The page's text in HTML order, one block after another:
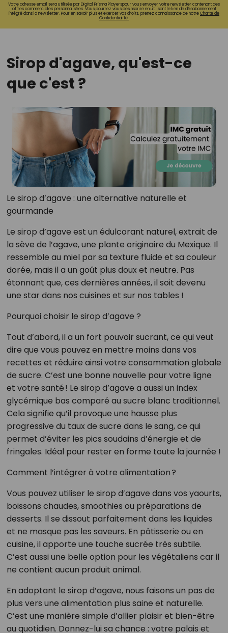
Votre adresse email sera utilisée par Digital Prisma Playerspour vous envoyer votre newsletter contenant des
offres commerciales personnalisées. Vous pourrez vous désinscrire en utilisant le lien de désabonnement
intégré dans la newsletter. Pour en savoir plus et exercer vos droits, prenez connaissance de notreCharte de
Confidentialité.
Sirop d'agave, qu'est-ce
que c'est ?
Le sirop d’agave : une alternative naturelle et
gourmande
Le sirop d’agave est un édulcorant naturel, extrait de
la sève de l’agave, une plante originaire du Mexique. Il
ressemble au miel par sa texture fluide et sa couleur
dorée, mais il a un goût plus doux et neutre. Pas
étonnant que, ces dernières années, il soit devenu
une star dans nos cuisines et sur nos tables !
Pourquoi choisir le sirop d’agave ?
Tout d’abord, il a un fort pouvoir sucrant, ce qui veut
dire que vous pouvez en mettre moins dans vos
recettes et réduire ainsi votre consommation globale
de sucre. C’est une bonne nouvelle pour votre ligne
et votre santé ! Le sirop d’agave a aussi un index
glycémique bas comparé au sucre blanc traditionnel.
Cela signifie qu’il provoque une hausse plus
progressive du taux de sucre dans le sang, ce qui
permet d’éviter les pics soudains d’énergie et de
fringales. Idéal pour rester en forme toute la journée !
Comment l’intégrer à votre alimentation ?
Vous pouvez utiliser le sirop d’agave dans vos yaourts,
boissons chaudes, smoothies ou préparations de
desserts. Il se dissout parfaitement dans les liquides
et ne masque pas les saveurs. En pâtisserie ou en
cuisine, il apporte une touche sucrée très subtile.
C’est aussi une belle option pour les végétaliens car il
ne contient aucun produit animal.
En adoptant le sirop d’agave, nous faisons un pas de
plus vers une alimentation plus saine et naturelle.
C’est une manière simple d’allier plaisir et bien-être
au quotidien. Donnez-lui sa chance : votre palais et